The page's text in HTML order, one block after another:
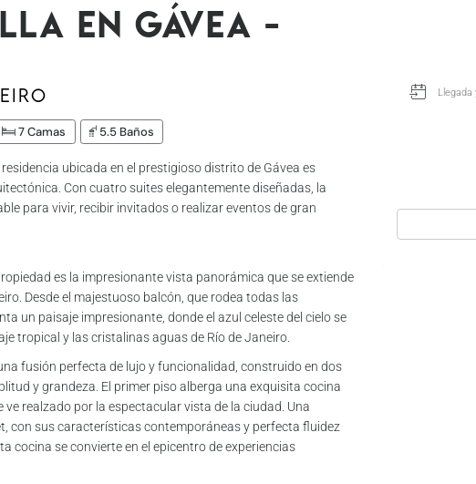
en Gávea -
7 Camas 5.5 Baños
ubicada en el prestigioso distrito de Gávea es
Con cuatro suites elegantemente diseñadas, la
para vivir, recibir invitados o realizar eventos de gran
es la impresionante vista panorámica que se extiende
Desde el majestuoso balcón, que rodea todas las
un paisaje impresionante, donde el azul celeste del cielo se
tropical y las cristalinas aguas de Río de Janeiro.
fusión perfecta de lujo y funcionalidad, construido en dos
y grandeza. El primer piso alberga una exquisita cocina
realzado por la espectacular vista de la ciudad. Una
con sus características contemporáneas y perfecta fluidez
cocina se convierte en el epicentro de experiencias